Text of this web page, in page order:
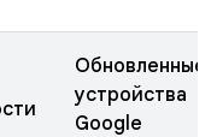
Обновленные
устройства
Google